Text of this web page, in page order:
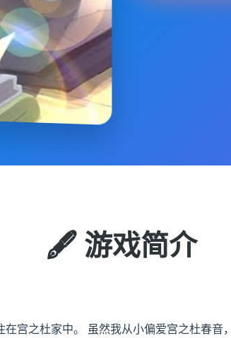
🖋️ 游戏简介
宫之杜家中。 虽然我从小偏爱宫之杜春